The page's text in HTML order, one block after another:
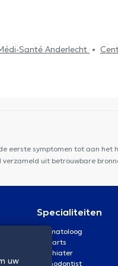
Santé Anderlecht
symptomen tot aan
uit betrouwbare
Specialiteiten
Dermatoloog
Oogarts
Psychiater
Orthodontist
uw